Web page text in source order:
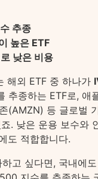
추종
높은 ETF
낮은 비용
해외 ETF 중 하나가
추종하는 ETF로, 애
(AMZN) 등 글로벌
. 낮은 운용 보수와
도 적합합니다.
고 싶다면, 국내에